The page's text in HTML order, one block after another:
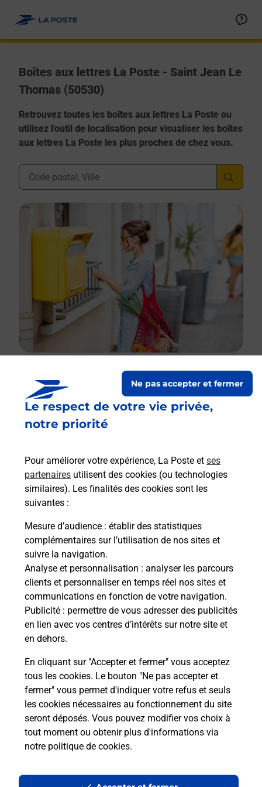
Le respect de votre vie privée,
notre priorité
Pour améliorer votre expérience, La Poste et ses
partenaires utilisent des cookies (ou technologies
similaires). Les finalités des cookies sont les
suivantes :
Mesure d’audience : établir des statistiques
complémentaires sur l’utilisation de nos sites et
suivre la navigation.
Analyse et personnalisation : analyser les parcours
clients et personnaliser en temps réel nos sites et
communications en fonction de votre navigation.
Publicité : permettre de vous adresser des publicités
en lien avec vos centres d’intérêts sur notre site et
en dehors.
En cliquant sur "Accepter et fermer" vous acceptez
tous les cookies. Le bouton "Ne pas accepter et
fermer" vous permet d'indiquer votre refus et seuls
les cookies nécessaires au fonctionnement du site
seront déposés. Vous pouvez modifier vos choix à
tout moment ou obtenir plus d'informations via
notre politique de cookies.
Ne pas accepter et fermer
Boîtes aux lettres La Poste - Saint Jean Le
Thomas (50530)
Retrouvez toutes les boîtes aux lettres La Poste ou
utilisez l'outil de localisation pour visualiser les boîtes
aux lettres La Poste les plus proches de chez vous.
Ville, Département, Code Postal
Boîte aux Lettres La Poste
Collecte du courrier aujourd'hui à
2 Place Pierre Le Jaudet
Saint Jean Le Thomas
Itinéraire
Le lien s'ouvre dans un nouvel onglet
Boîte aux Lettres La Poste
Collecte du courrier aujourd'hui à 08h00
1 Rue Yves Dubosq
50530
Saint Jean Le Thomas
Itinéraire
Le lien s'ouvre dans un nouvel onglet
Localiser Liste Boîtes aux lettres
Manche
Saint Jean Le Thomas